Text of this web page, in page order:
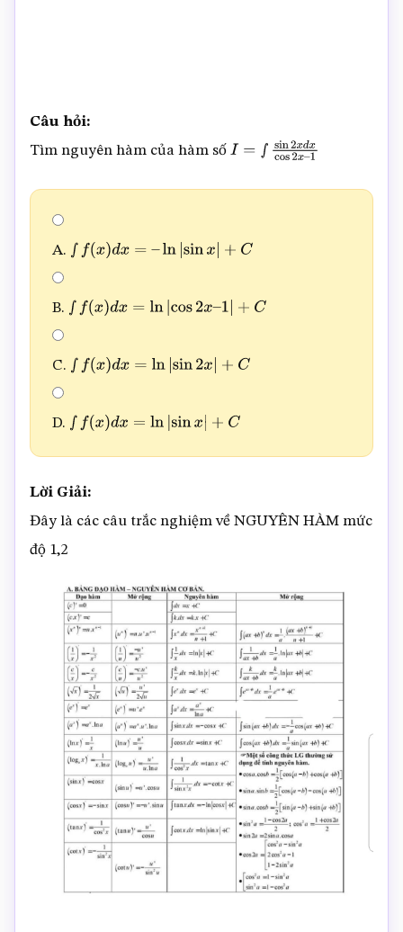
Câu hỏi:
Tìm nguyên hàm của hàm số I=∫sin 2xdxcos
1
A. ∫f (x)dx=– sinx |+C
B. ∫f (x)dx=ln cos2x–1| +C
C. ∫f (x)dx=ln sin2 x|+C
D. ∫f (x)dx=ln sinx |+C
Lời Giải:
Đây là các câu trắc nghiệm về NGUYÊN HÀM mức
độ 1,2